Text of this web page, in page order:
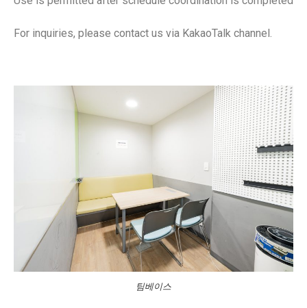
For inquiries, please contact us via KakaoTalk channel.
팀베이스